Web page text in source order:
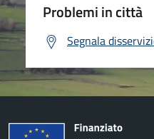
Problemi in città
Segnala